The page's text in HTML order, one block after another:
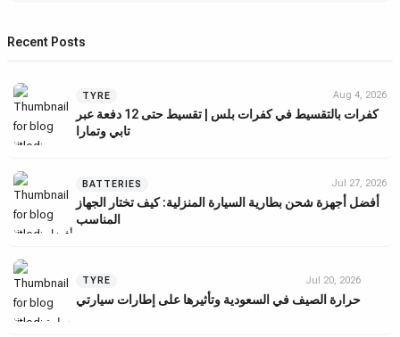
Recent Posts
TYRE Aug 4, 2026
كفرات بالتقسيط في كفرات بلس | تقسيط حتى 12 دفعة عبر
تابي وتمارا
BATTERIES Jul 27, 2026
أفضل أجهزة شحن بطارية السيارة المنزلية: كيف تختار الجهاز
المناسب
TYRE Jul 20, 2026
حرارة الصيف في السعودية وتأثيرها على إطارات سيارتي